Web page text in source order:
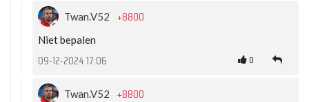
Twan.V52 +8800
Niet bepalen
09-12-2024 17:06 0
Twan.V52 +8800